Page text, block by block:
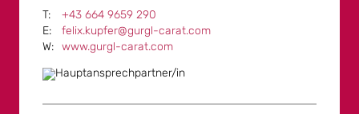
Mit insgesamt 21 4-Sterne Hotels und 3.500
Gästebetten bei nur 400 Einwohnern bietet Gurgl
eine top Übernachtungsinfrastruktur für Firmen und
Kunden des Gurgl Carat. Die Unterkünfte sind alle in
nächster Nähe gelegen und bequem zu Fuß
beliebtesten Event-Dörfer in den Alpen.
+43 664 9659 290
felix.kupfer@gurgl-carat.com
www.gurgl-carat.com